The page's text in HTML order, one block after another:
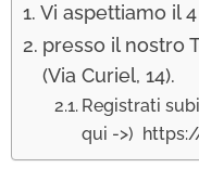
Vi aspettiamo il
presso il nostro
(Via Curiel, 14).
Registrati
qui ->)